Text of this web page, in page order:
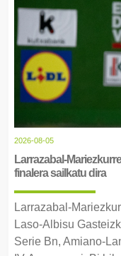
2026-08-05
Larrazabal-
finalera sailkatu dira
Larrazabal-
Laso-Albisu
Serie Bn, Amiano-